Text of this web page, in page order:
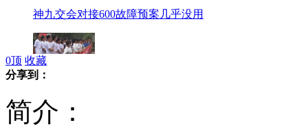
神九交会对接600故障预案几乎没用
0顶 收藏
分享到：
简介：